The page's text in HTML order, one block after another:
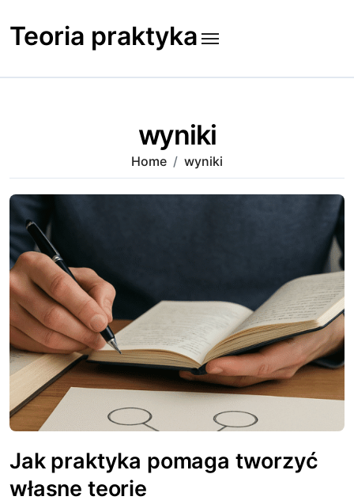
to
content
Teoria praktyka
wyniki
Home wyniki
Jak praktyka pomaga tworzyć
własne teorie